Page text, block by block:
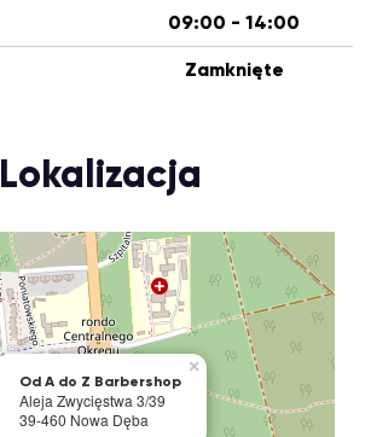
09:00 - 14:00
Zamknięte
Lokalizacja
Od A do Z Barbershop
Aleja Zwycięstwa 3/39
39-460 Nowa Dęba
×